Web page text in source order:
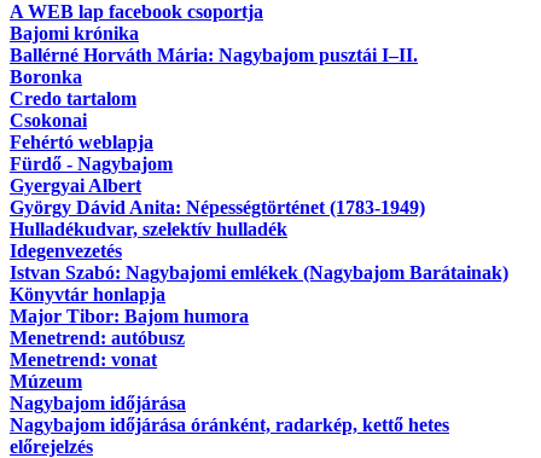
A WEB lap facebook csoportja
Bajomi krónika
Ballérné Horváth Mária: Nagybajom pusztái I–II.
Boronka
Credo tartalom
Csokonai
Fehértó weblapja
Fürdő - Nagybajom
Gyergyai Albert
György Dávid Anita: Népességtörténet (1783-1949)
Hulladékudvar, szelektív hulladék
Idegenvezetés
Istvan Szabó: Nagybajomi emlékek (Nagybajom Barátainak)
Könyvtár honlapja
Major Tibor: Bajom humora
Menetrend: autóbusz
Menetrend: vonat
Múzeum
Nagybajom időjárása
Nagybajom időjárása óránként, radarkép, kettő hetes
előrejelzés